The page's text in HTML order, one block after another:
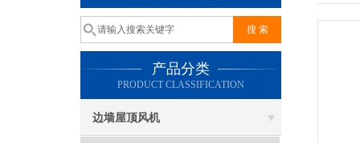
产品分类
PRODUCT CLASSIFICATION
边墙屋顶风机